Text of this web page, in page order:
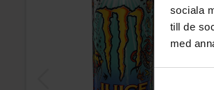
sociala
till de
med